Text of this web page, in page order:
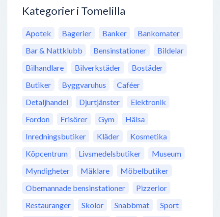
Kategorier i Tomelilla
Apotek Bagerier Banker
Bankomater
Bar & Nattklubb
Bensinstationer
Bildelar
Bilhandlare
Bilverkstäder
Bostäder
Butiker
Byggvaruhus
Caféer
Detaljhandel
Djurtjänster
Elektronik
Fordon
Frisörer Gym
Hälsa
Inredningsbutiker
Kläder
Kosmetika
Köpcentrum
Livsmedelsbutiker
Museum
Myndigheter
Mäklare
Möbelbutiker
Obemannade bensinstationer
Pizzerior
Restauranger
Skolor Snabbmat
Sport